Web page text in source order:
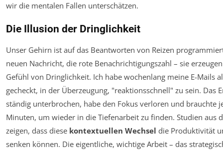
wir die mentalen Fallen unterschätzen.
Die Illusion der Dringlichkeit
Unser Gehirn ist auf das Beantworten von Reizen
neuen Nachricht, die rote Benachrichtigungszahl – sie
Gefühl von Dringlichkeit. Ich habe wochenlang meine E-Mails
gecheckt, in der Überzeugung, "reaktionsschnell" zu sein. Das
ständig unterbrochen, habe den Fokus verloren und brauchte
Minuten, um wieder in die Tiefenarbeit zu finden. Studien aus
zeigen, dass diese kontextuellen Wechsel die Produktivität
senken können. Die eigentliche, wichtige Arbeit – das